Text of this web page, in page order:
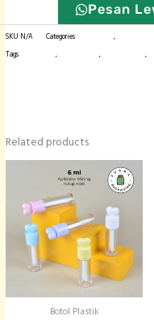
Pesan
SKU N/A Categories Botol Plastik,
Tags
botol import, wadah lipcare, wadah lipgloss,
Related products
Botol Plastik